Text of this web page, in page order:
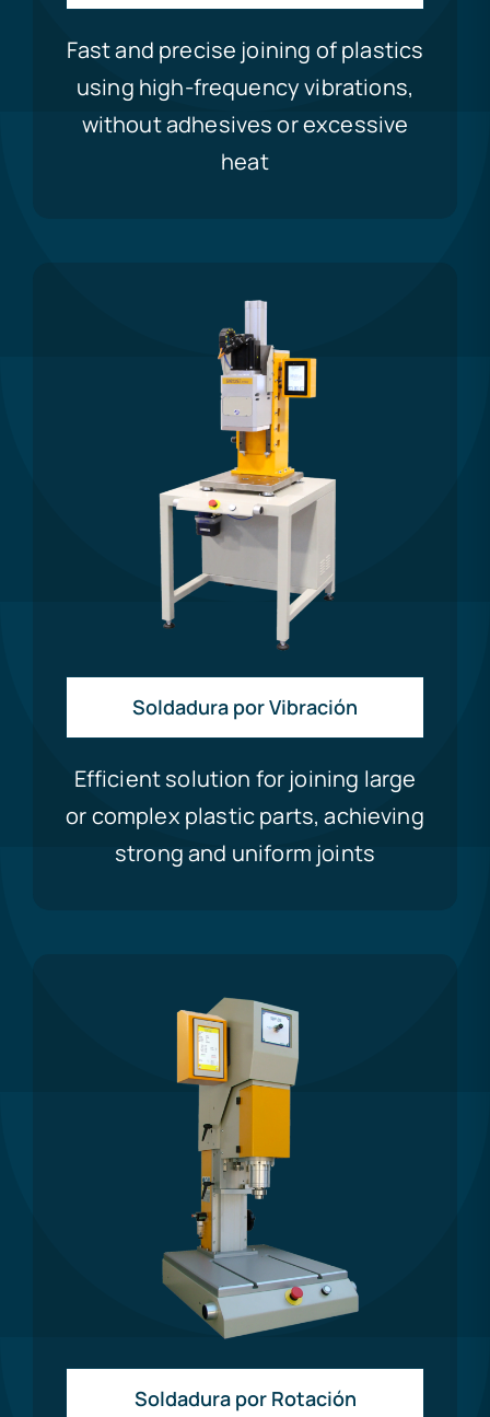
Fast and precise joining of plastics
using high-frequency vibrations,
without adhesives or excessive
heat
Soldadura por Vibración
Efficient solution for joining large
or complex plastic parts, achieving
strong and uniform joints
Soldadura por Rotación